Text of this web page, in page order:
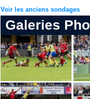
Voir les anciens sondages
Galeries